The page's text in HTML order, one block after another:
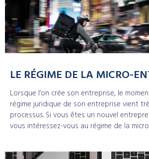
LE RÉGIME DE LA MICRO-
Lorsque l’on crée son entreprise, le
régime juridique de son entreprise vient
processus. Si vous êtes un nouvel
vous intéressez-vous au régime de la